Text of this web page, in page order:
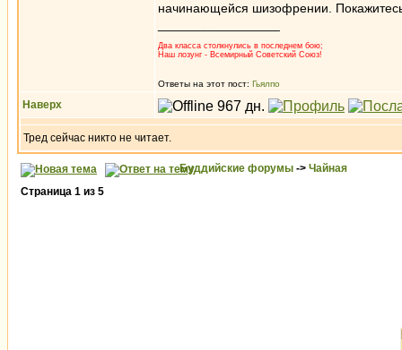
начинающейся шизофрении. Покажитесь
Два класса столкнулись в последнем бою;
Наш лозунг - Всемирный Советский Союз!
Ответы на этот пост: Гьялпо
Наверх
Тред сейчас никто не читает.
Буддийские форумы -> Чайная
Страница 1 из 5